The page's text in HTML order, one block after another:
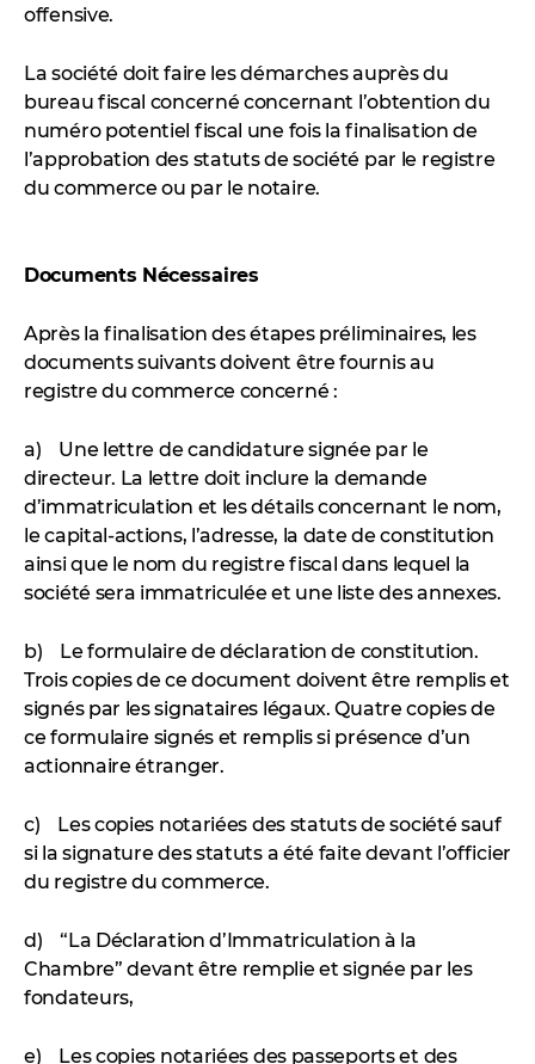
offensive.
La société doit faire les démarches auprès du
bureau fiscal concerné concernant l’obtention du
numéro potentiel fiscal une fois la finalisation de
l’approbation des statuts de société par le registre
du commerce ou par le notaire.
Documents Nécessaires
Après la finalisation des étapes préliminaires, les
documents suivants doivent être fournis au
registre du commerce concerné :
a) Une lettre de candidature signée par le
directeur. La lettre doit inclure la demande
d’immatriculation et les détails concernant le nom,
le capital-actions, l’adresse, la date de constitution
ainsi que le nom du registre fiscal dans lequel la
société sera immatriculée et une liste des annexes.
b) Le formulaire de déclaration de constitution.
Trois copies de ce document doivent être remplis et
signés par les signataires légaux. Quatre copies de
ce formulaire signés et remplis si présence d’un
actionnaire étranger.
c) Les copies notariées des statuts de société sauf
si la signature des statuts a été faite devant l’officier
du registre du commerce.
d) “La Déclaration d’Immatriculation à la
Chambre” devant être remplie et signée par les
fondateurs,
e) Les copies notariées des passeports et des